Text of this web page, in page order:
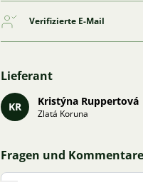
Verifizierte E-Mail
Lieferant
KR Kristýna Ruppertová
Zlatá Koruna
Fragen und Kommentare